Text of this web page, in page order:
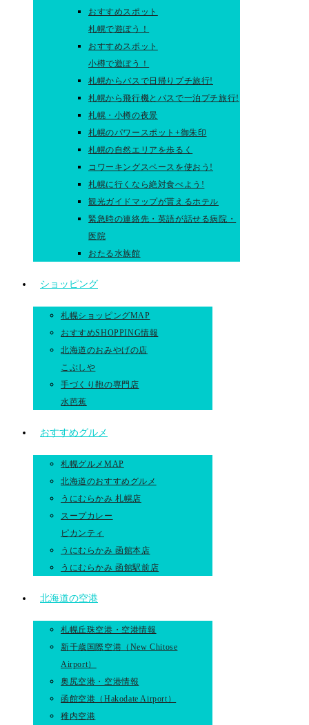
おすすめスポット
札幌で遊ぼう！
おすすめスポット
小樽で遊ぼう！
札幌からバスで日帰りプチ旅行!
札幌から飛行機とバスで一泊プチ旅行!
札幌・小樽の夜景
札幌のパワースポット+御朱印
札幌の自然エリアを歩るく
コワーキングスペースを使おう!
札幌に行くなら絶対食べよう!
観光ガイドマップが貰えるホテル
緊急時の連絡先・英語が話せる病院・
医院
おたる水族館
ショッピング
札幌ショッピングMAP
おすすめSHOPPING情報
北海道のおみやげの店
こぶしや
手づくり鞄の専門店
水芭蕉
おすすめグルメ
札幌グルメMAP
北海道のおすすめグルメ
うにむらかみ 札幌店
スープカレー
ピカンティ
うにむらかみ 函館本店
うにむらかみ 函館駅前店
北海道の空港
札幌丘珠空港・空港情報
新千歳国際空港（New Chitose
Airport）
奥尻空港・空港情報
函館空港（Hakodate Airport）
稚内空港